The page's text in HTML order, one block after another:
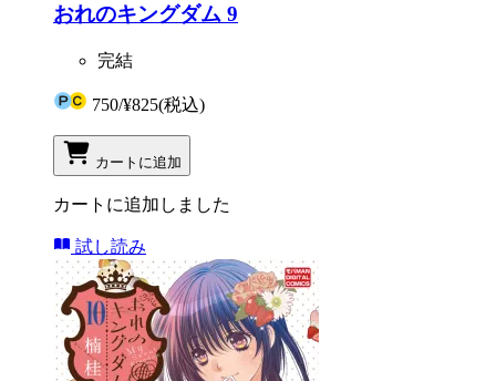
おれのキングダム 9
完結
750/¥825(税込)
カートに追加
カートに追加しました
試し読み